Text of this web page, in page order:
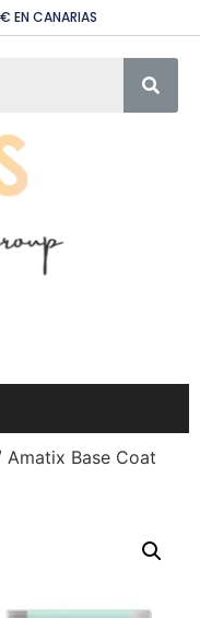
EN CANARIAS
Amatix Base Coat